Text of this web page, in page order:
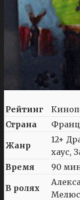
Рейтинг
Страна
Жанр
12+
хаус,
Время
90
В ролях